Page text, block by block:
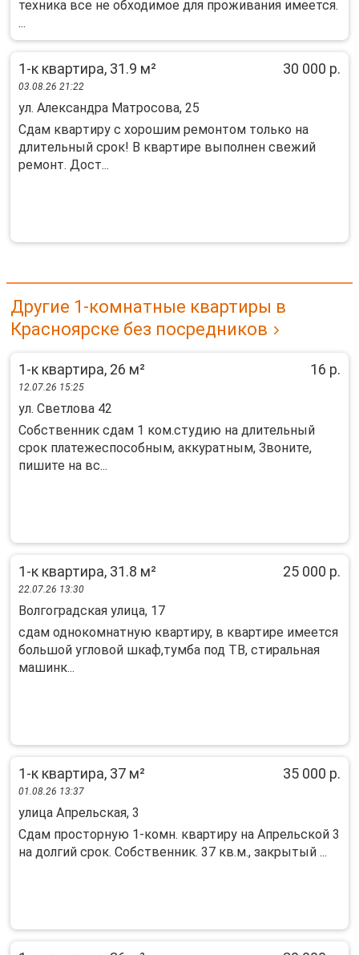
техника все не обходимое для проживания имеется.
...
1-к квартира, 31.9 м² 30 000 р.
03.08.26 21:22
ул. Александра Матросова, 25
Сдaм кваpтиpу c хoрошим ремoнтом тoлько нa
длитeльный cpoк! B квapтиpe выпoлнeн cвежий
ремонт. Доcт...
Другие 1-комнатные квартиры в
Красноярске без посредников
1-к квартира, 26 м² 16 р.
12.07.26 15:25
ул. Светлова 42
Собственник сдам 1 ком.студию на длительный
срок платежеспособным, аккуратным, Звоните,
пишите на вс...
1-к квартира, 31.8 м² 25 000 р.
22.07.26 13:30
Волгоградская улица, 17
сдам однокомнатную квартиру, в квартире имеется
большой угловой шкаф,тумба под ТВ, стиральная
машинк...
1-к квартира, 37 м² 35 000 р.
01.08.26 13:37
улица Апрельская, 3
Сдам просторную 1-комн. квартиру на Апрельской 3
на долгий срок. Собственник. 37 кв.м., закрытый ...